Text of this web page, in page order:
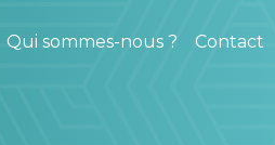
Qui sommes-nous ? Contact